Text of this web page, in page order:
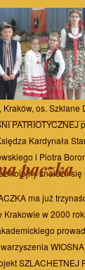
os. Szklane
Kardynała
i Piotra
kolejny znaleźli się
paczka
ma już
Krakowie w 2000
SZLACHETNEJ